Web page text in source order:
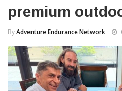
premium
ByAdventure Endurance Network